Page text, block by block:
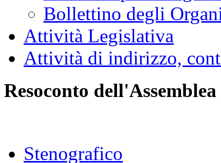
Bollettino degli
Attività Legislativa
Attività di indirizzo,
Resoconto dell'Assemblea
Stenografico